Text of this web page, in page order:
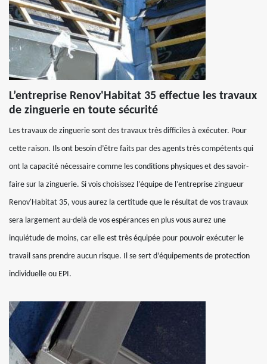
L’entreprise Renov'Habitat 35 effectue les travaux
de zinguerie en toute sécurité
Les travaux de zinguerie sont des travaux très difficiles à exécuter. Pour
cette raison. Ils ont besoin d’être faits par des agents très compétents qui
ont la capacité nécessaire comme les conditions physiques et des savoir-
faire sur la zinguerie. Si vois choisissez l’équipe de l’entreprise zingueur
Renov'Habitat 35, vous aurez la certitude que le résultat de vos travaux
sera largement au-delà de vos espérances en plus vous aurez une
inquiétude de moins, car elle est très équipée pour pouvoir exécuter le
travail sans prendre aucun risque. Il se sert d’équipements de protection
individuelle ou EPI.